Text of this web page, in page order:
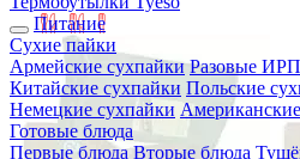
Питание
Сухие пайки
Армейские сухпайки Разовые ИРП
Китайские сухпайки Польские
Немецкие сухпайки
Готовые блюда
Первые блюда Вторые блюда